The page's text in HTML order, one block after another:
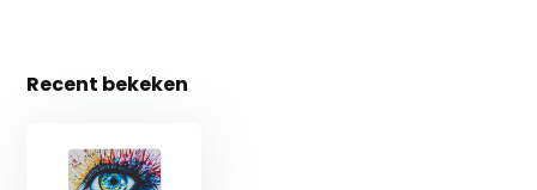
Recent bekeken